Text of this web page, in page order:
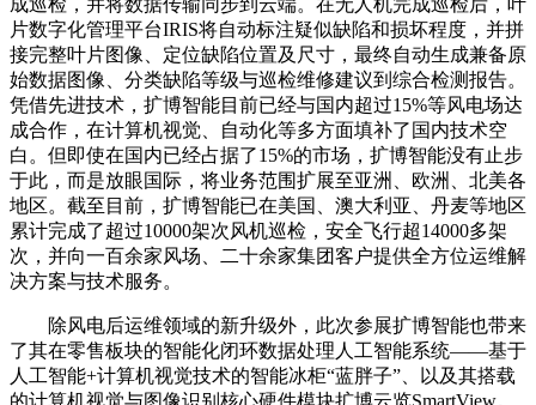
片数字化管理平台IRIS将自动标注疑似缺陷和损坏程度，并拼
接完整叶片图像、定位缺陷位置及尺寸，最终自动生成兼备原
始数据图像、分类缺陷等级与巡检维修建议到综合检测报告。
凭借先进技术，扩博智能目前已经与国内超过15%等风电场达
成合作，在计算机视觉、自动化等多方面填补了国内技术空
白。但即使在国内已经占据了15%的市场，扩博智能没有止步
于此，而是放眼国际，将业务范围扩展至亚洲、欧洲、北美各
地区。截至目前，扩博智能已在美国、澳大利亚、丹麦等地区
累计完成了超过10000架次风机巡检，安全飞行超14000多架
次，并向一百余家风场、二十余家集团客户提供全方位运维解
决方案与技术服务。
除风电后运维领域的新升级外，此次参展扩博智能也带来
了其在零售板块的智能化闭环数据处理人工智能系统——基于
人工智能+计算机视觉技术的智能冰柜“蓝胖子”、以及其搭载
的计算机视觉与图像识别核心硬件模块扩博云览SmartView。